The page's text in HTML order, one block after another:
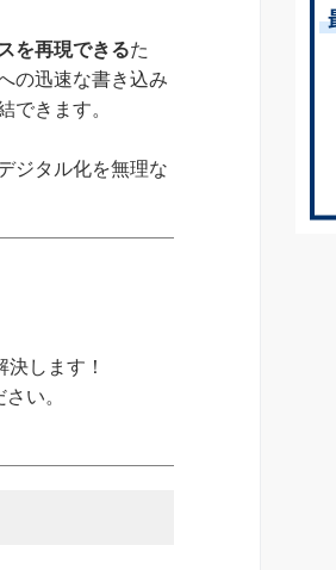
を再現できるた
の迅速な書き込み
できます。
ジタル化を無理な
します！
い。